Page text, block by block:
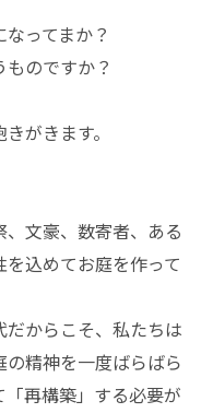
ってまか？
のですか？
がきます。
文豪、数寄者、ある
込めてお庭を作って
からこそ、私たちは
精神を一度ばらばら
再構築」する必要が